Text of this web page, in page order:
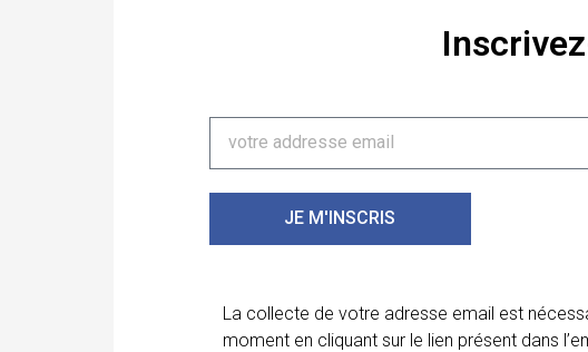
JE M'INSCRIS
La collecte de votre adresse email est
moment en cliquant sur le lien présent dans